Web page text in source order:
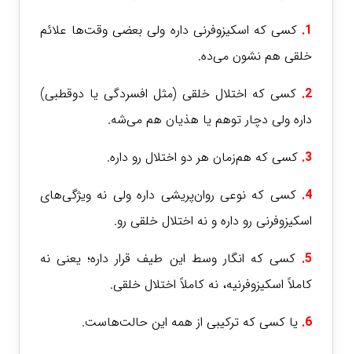
1. کسی که اسکیزوفرنی داره ولی بعضی وقت‌ها علائم
خلقی هم نشون می‌ده.
2. کسی که اختلال خلقی (مثل افسردگی یا دوقطبی)
داره ولی دچار توهم یا هذیان هم می‌شه.
3. کسی که هم‌زمان هر دو اختلال رو داره.
4. کسی که نوعی روان‌پریشی داره ولی نه ویژگی‌های
اسکیزوفرنی رو داره و نه اختلال خلقی رو.
5. کسی که انگار وسط این طیف قرار داره؛ یعنی نه
کاملاً اسکیزوفرنیه، نه کاملاً اختلال خلقی.
6. یا کسی که ترکیبی از همه این حالت‌هاست.